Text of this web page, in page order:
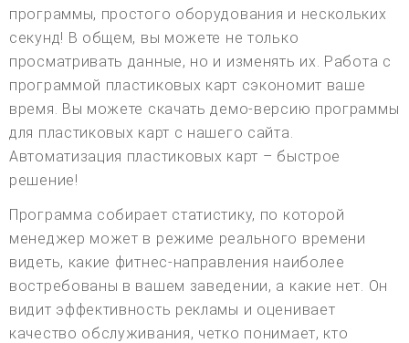
программы, простого оборудования и нескольких
секунд! В общем, вы можете не только
просматривать данные, но и изменять их. Работа с
программой пластиковых карт сэкономит ваше
время. Вы можете скачать демо-версию программы
для пластиковых карт с нашего сайта.
Автоматизация пластиковых карт – быстрое
решение!
Программа собирает статистику, по которой
менеджер может в режиме реального времени
видеть, какие фитнес-направления наиболее
востребованы в вашем заведении, а какие нет. Он
видит эффективность рекламы и оценивает
качество обслуживания, четко понимает, кто